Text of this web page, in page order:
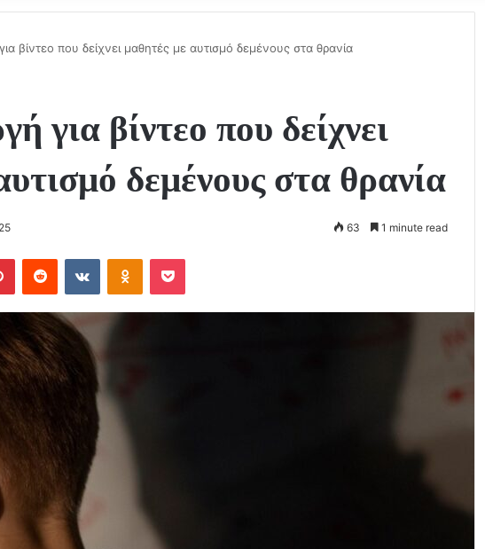
βίντεο που δείχνει μαθητές με αυτισμό δεμένους στα θρανία
για βίντεο που δείχνει
δεμένους στα θρανία
63 1 minute read
PinterestReddit VKontakteOdnoklassniki
Pocket